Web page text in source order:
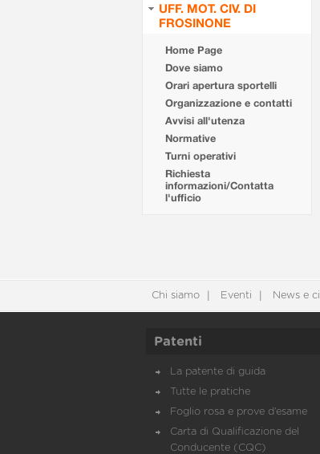
UFF. MOT. CIV. DI
FROSINONE
Home Page
Dove siamo
Orari apertura sportelli
Organizzazione e contatti
Avvisi all'utenza
Normative
Turni operativi
Richiesta
informazioni/Contatta
l'ufficio
Chi siamo Eventi News e
Patenti
La patente di guida
Tutte le pratiche
Foglio rosa e prove d’esame
Carta di Qualificazione del
Conducente (CQC)